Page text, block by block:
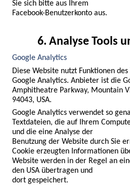
Sie sich bitte aus Ihrem
Facebook-Benutzerkonto aus.
6. Analyse Tools
Google Analytics
Diese Website nutzt Funktionen
Google Analytics. Anbieter ist die
Amphitheatre Parkway, Mountain
94043, USA.
Google Analytics verwendet so
Textdateien, die auf Ihrem
und die eine Analyse der
Benutzung der Website durch Sie
Cookie erzeugten Informationen
Website werden in der Regel an
den USA übertragen und
dort gespeichert.